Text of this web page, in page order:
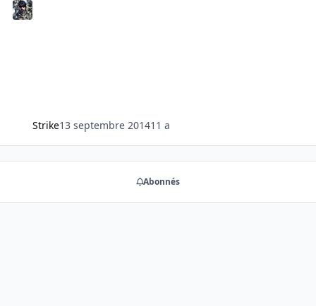
Strike13 septembre 201411 a
Abonnés